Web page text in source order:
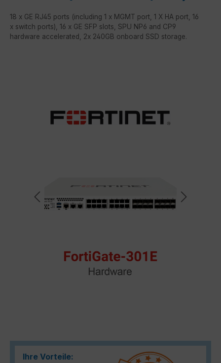
18 x GE RJ45 ports (including 1 x MGMT port, 1 X HA port, 16
x switch ports), 16 x GE SFP slots, SPU NP6 and CP9
hardware accelerated, 2x 240GB onboard SSD storage.
Ihre Vorteile: